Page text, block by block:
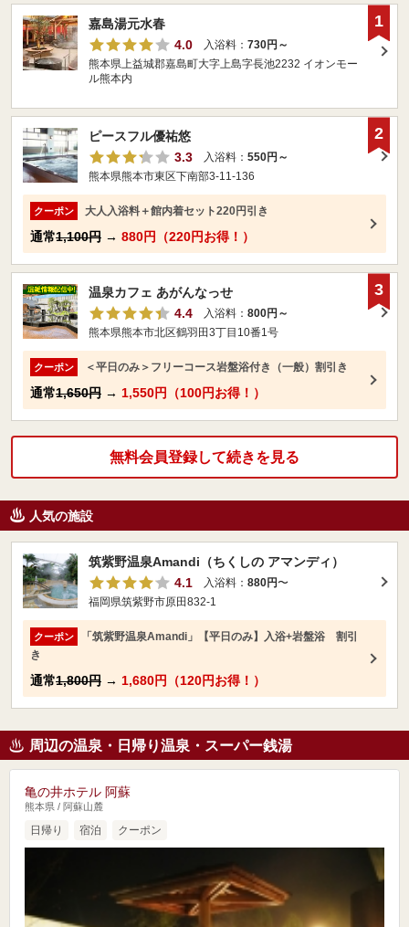
嘉島湯元水春
4.0
入浴料： 730円～
熊本県上益城郡嘉島町大字上島字長池2232 イオンモー
ル熊本内
1
ピースフル優祐悠
3.3
入浴料： 550円～
熊本県熊本市東区下南部3-11-136
クーポン 大人入浴料＋館内着セット220円引き
通常1,100円 → 880円（220円お得！）
2
温泉カフェ あがんなっせ
4.4
入浴料： 800円～
熊本県熊本市北区鶴羽田3丁目10番1号
クーポン ＜平日のみ＞フリーコース岩盤浴付き（一般）割引き
通常1,650円 → 1,550円（100円お得！）
3
無料会員登録して続きを見る
人気の施設
筑紫野温泉Amandi（ちくしの アマンディ）
4.1
入浴料： 880円〜
福岡県筑紫野市原田832-1
クーポン
「筑紫野温泉Amandi」【平日のみ】入浴+岩盤浴 割引
き
通常1,800円 → 1,680円（120円お得！）
周辺の温泉・日帰り温泉・スーパー銭湯
亀の井ホテル 阿蘇
熊本県 / 阿蘇山麓
日帰り 宿泊 クーポン